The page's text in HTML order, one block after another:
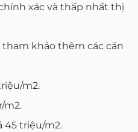
xác và thấp nhất thị
khảo thêm các căn
m2.
m2.
45 triệu/m2.